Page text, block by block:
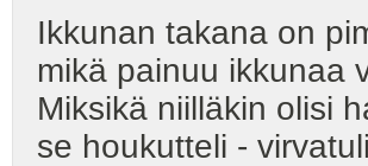
Ikkunan takana on
mikä painuu ikkunaa
Miksikä niilläkin olisi
se houkutteli -